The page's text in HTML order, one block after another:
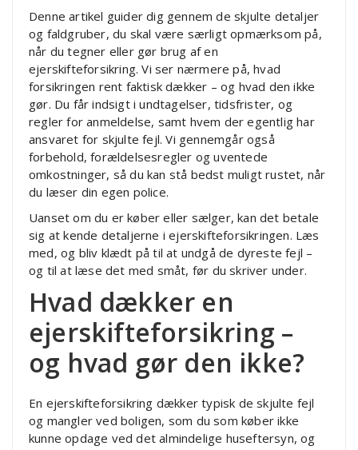
Denne artikel guider dig gennem de skjulte detaljer
og faldgruber, du skal være særligt opmærksom på,
når du tegner eller gør brug af en
ejerskifteforsikring. Vi ser nærmere på, hvad
forsikringen rent faktisk dækker – og hvad den ikke
gør. Du får indsigt i undtagelser, tidsfrister, og
regler for anmeldelse, samt hvem der egentlig har
ansvaret for skjulte fejl. Vi gennemgår også
forbehold, forældelsesregler og uventede
omkostninger, så du kan stå bedst muligt rustet, når
du læser din egen police.
Uanset om du er køber eller sælger, kan det betale
sig at kende detaljerne i ejerskifteforsikringen. Læs
med, og bliv klædt på til at undgå de dyreste fejl –
og til at læse det med småt, før du skriver under.
Hvad dækker en
ejerskifteforsikring –
og hvad gør den ikke?
En ejerskifteforsikring dækker typisk de skjulte fejl
og mangler ved boligen, som du som køber ikke
kunne opdage ved det almindelige huseftersyn, og